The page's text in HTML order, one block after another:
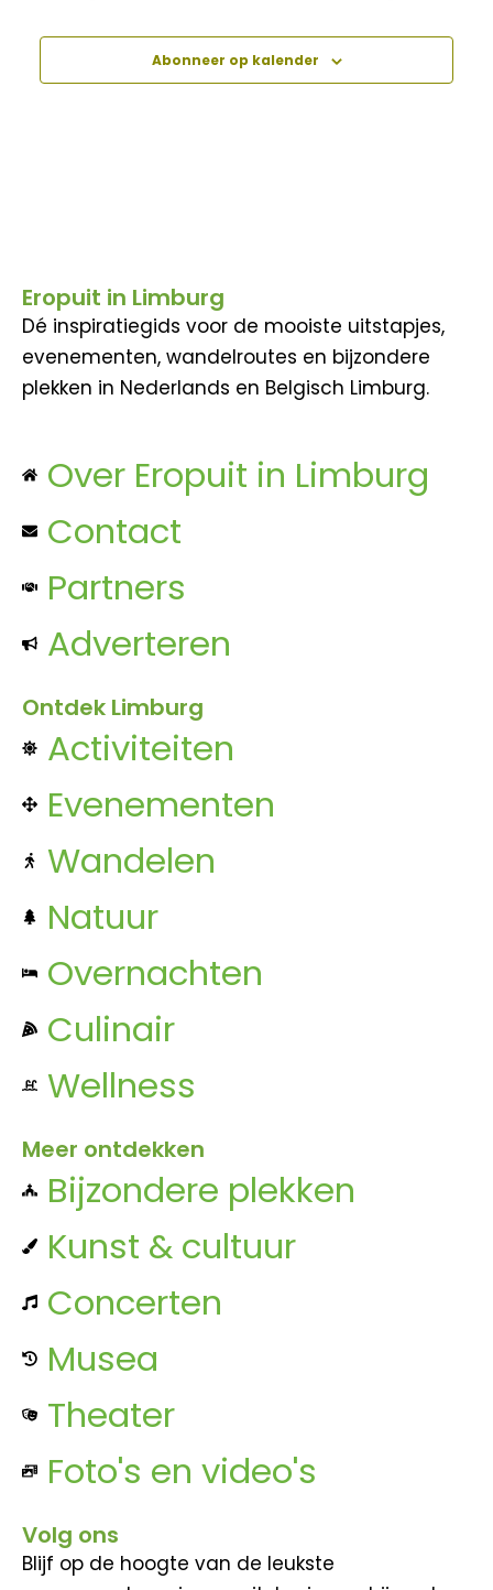
Abonneer op kalender
Eropuit in Limburg
Dé inspiratiegids voor de mooiste uitstapjes,
evenementen, wandelroutes en bijzondere
plekken in Nederlands en Belgisch Limburg.
Over Eropuit in Limburg
Contact
Partners
Adverteren
Ontdek Limburg
Activiteiten
Evenementen
Wandelen
Natuur
Overnachten
Culinair
Wellness
Meer ontdekken
Bijzondere plekken
Kunst & cultuur
Concerten
Musea
Theater
Foto's en video's
Volg ons
Blijf op de hoogte van de leukste